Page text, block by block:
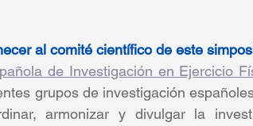
al comité científico de este
de Investigación en Ejercicio
grupos de investigación
armonizar y divulgar la